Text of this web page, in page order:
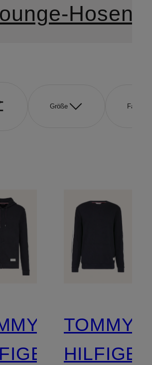
Hosen
Größe Farbe
TOMMY